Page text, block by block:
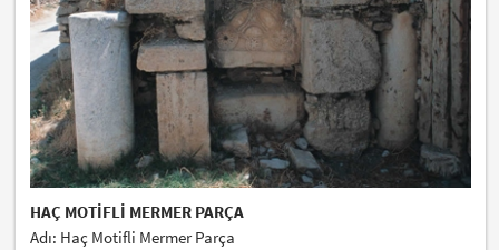
HAÇ MOTİFLİ MERMER PARÇA
Adı: Haç Motifli Mermer Parça